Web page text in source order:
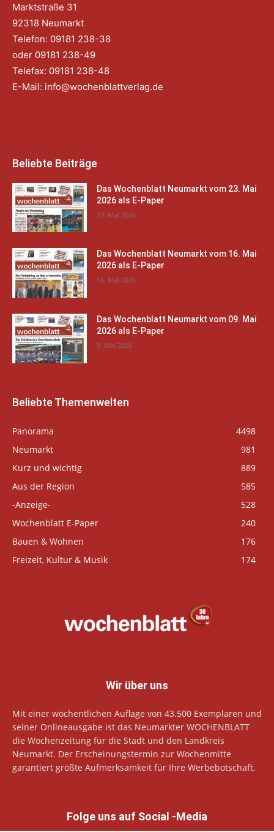
Marktstraße 31
92318 Neumarkt
Telefon: 09181 238-38
oder 09181 238-49
Telefax: 09181 238-48
E-Mail: info@wochenblattverlag.de
Beliebte Beiträge
Das Wochenblatt Neumarkt vom 23. Mai
2026 als E-Paper
23. Mai 2026
Das Wochenblatt Neumarkt vom 16. Mai
2026 als E-Paper
16. Mai 2026
Das Wochenblatt Neumarkt vom 09. Mai
2026 als E-Paper
9. Mai 2026
Beliebte Themenwelten
Panorama
4498
Neumarkt
981
Kurz und wichtig
889
Aus der Region
585
-Anzeige-
528
Wochenblatt E-Paper
240
Bauen & Wohnen
176
Freizeit, Kultur & Musik
174
Wir über uns
Mit einer wöchentlichen Auflage von 43.500 Exemplaren und
seiner Onlineausgabe ist das Neumarkter WOCHENBLATT
die Wochenzeitung für die Stadt und den Landkreis
Neumarkt. Der Erscheinungstermin zur Wochenmitte
garantiert größte Aufmerksamkeit für Ihre Werbebotschaft.
Folge uns auf Social -Media